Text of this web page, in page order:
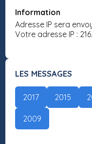
Information
Adresse IP sera
Votre adresse IP :
LES MESSAGES
2017 2015
2009